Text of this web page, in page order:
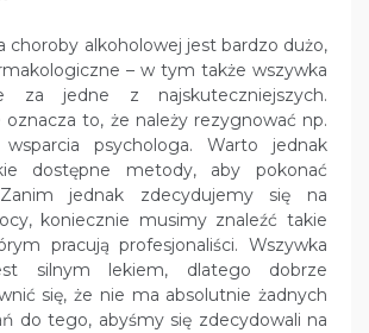
choroby alkoholowej jest bardzo dużo,
– w tym także wszywka
za jedne z najskuteczniejszych.
oznacza to, że należy rezygnować np.
psychologa. Warto jednak
dostępne metody, aby pokonać
Zanim jednak zdecydujemy się na
koniecznie musimy znaleźć takie
pracują profesjonaliści. Wszywka
silnym lekiem, dlatego dobrze
się, że nie ma absolutnie żadnych
do tego, abyśmy się zdecydowali na